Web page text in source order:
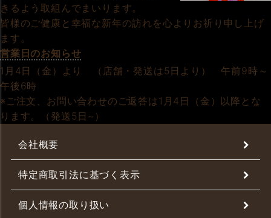
きるよう取組んでまいります。
皆様のご健康と幸福な新年の訪れを心よりお祈り申し上げ
ます。
営業日のお知らせ
1月4日（金）より （店舗・発送は5日より） 午前9時～
午後6時
※ご注文、お問い合わせのご返答は1月4日（金）以降とな
ります。（発送5日~）
会社概要
特定商取引法に基づく表示
個人情報の取り扱い